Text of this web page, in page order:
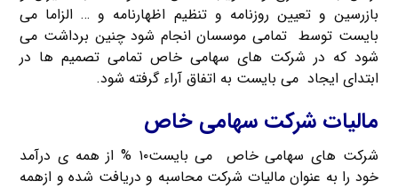
بازرسین و تعیین روزنامه و تنظیم اظهارنامه و … الزاما می
بایست توسط تمامی موسسان انجام شود چنین برداشت می
شود که در شرکت های سهامی خاص تمامی تصمیم ها در
ابتدای ایجاد می بایست به اتفاق آراء گرفته شود.
مالیات شرکت سهامی خاص
شرکت های سهامی خاص می بایست۱۰ % از همه ی درآمد
خود را به عنوان مالیات شرکت محاسبه و دریافت شده و ازهمه